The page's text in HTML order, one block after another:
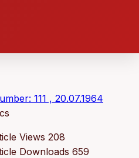
111 , 20.07.1964
Views 208
Downloads 659